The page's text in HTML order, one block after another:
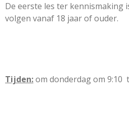
De eerste les ter kennismaking
volgen vanaf 18 jaar of ouder.
Tijden:om donderdag om 9:10